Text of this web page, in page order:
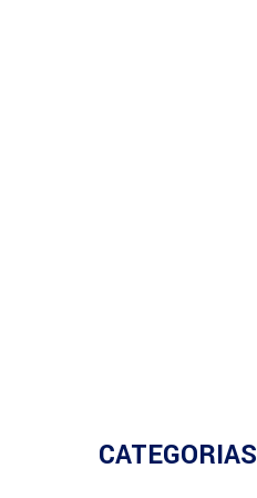
CATEGORIAS